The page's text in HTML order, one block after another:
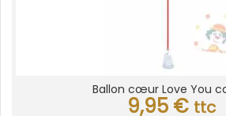
Ballon cœur Love You
9,95 € ttc